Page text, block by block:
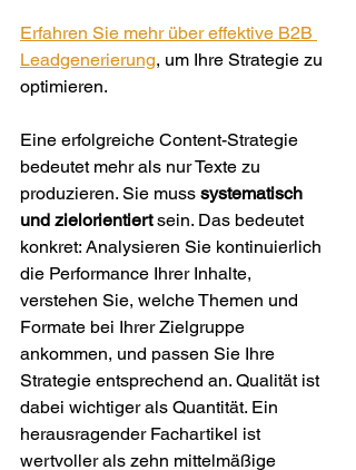
Erfahren Sie mehr über effektive B2B
Leadgenerierung, um Ihre Strategie zu
optimieren.
Eine erfolgreiche Content-Strategie
bedeutet mehr als nur Texte zu
produzieren. Sie muss systematisch
und zielorientiert sein. Das bedeutet
konkret: Analysieren Sie kontinuierlich
die Performance Ihrer Inhalte,
verstehen Sie, welche Themen und
Formate bei Ihrer Zielgruppe
ankommen, und passen Sie Ihre
Strategie entsprechend an. Qualität ist
dabei wichtiger als Quantität. Ein
herausragender Fachartikel ist
wertvoller als zehn mittelmäßige